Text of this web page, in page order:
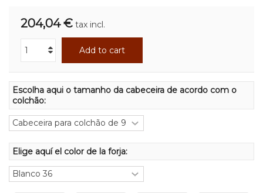
204,04 € tax incl.
Add to cart
Escolha aqui o tamanho da cabeceira de acordo com o
colchão:
Elige aquí el color de la forja: